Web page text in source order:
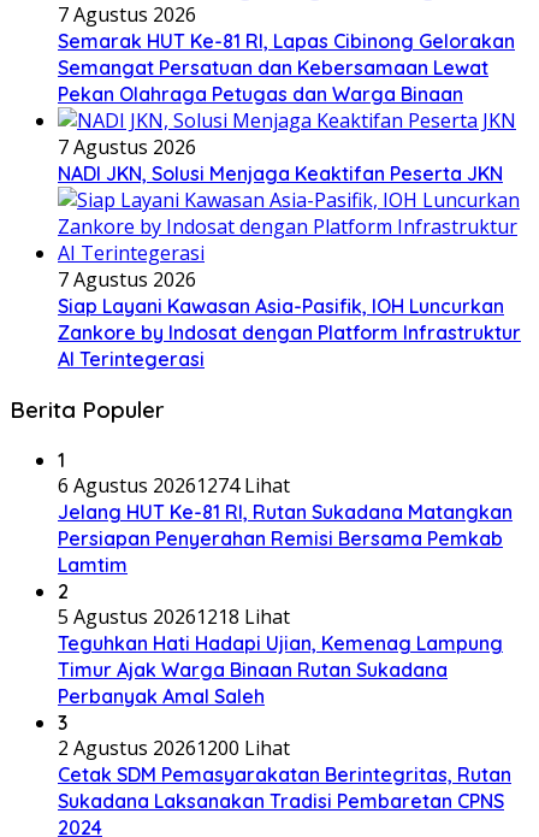
7 Agustus 2026
Semarak HUT Ke-81 RI, Lapas Cibinong Gelorakan
Semangat Persatuan dan Kebersamaan Lewat
Pekan Olahraga Petugas dan Warga Binaan
7 Agustus 2026
NADI JKN, Solusi Menjaga Keaktifan Peserta JKN
7 Agustus 2026
Siap Layani Kawasan Asia-Pasifik, IOH Luncurkan
Zankore by Indosat dengan Platform Infrastruktur
AI Terintegerasi
Berita Populer
1
6 Agustus 20261274 Lihat
Jelang HUT Ke-81 RI, Rutan Sukadana Matangkan
Persiapan Penyerahan Remisi Bersama Pemkab
Lamtim
2
5 Agustus 20261218 Lihat
Teguhkan Hati Hadapi Ujian, Kemenag Lampung
Timur Ajak Warga Binaan Rutan Sukadana
Perbanyak Amal Saleh
3
2 Agustus 20261200 Lihat
Cetak SDM Pemasyarakatan Berintegritas, Rutan
Sukadana Laksanakan Tradisi Pembaretan CPNS
2024